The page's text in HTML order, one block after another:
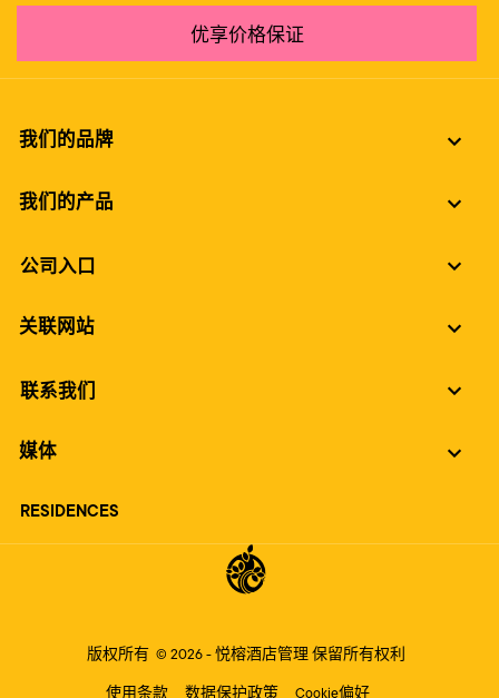
优享价格保证
我们的品牌
我们的产品
公司入口
关联网站
联系我们
媒体
RESIDENCES
版权所有 © 2026 - 悦榕酒店管理 保留所有权利
使用条款 数据保护政策 Cookie偏好